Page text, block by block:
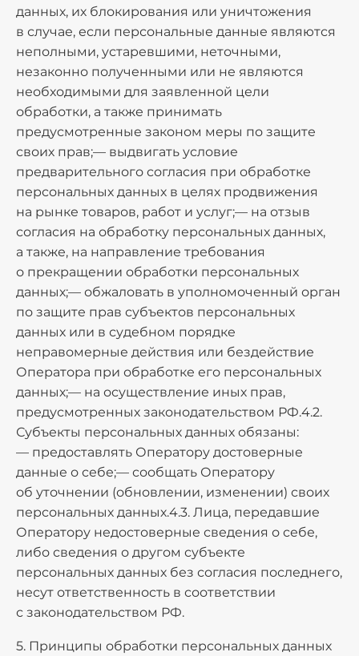
данных, их блокирования или уничтожения
в случае, если персональные данные являются
неполными, устаревшими, неточными,
незаконно полученными или не являются
необходимыми для заявленной цели
обработки, а также принимать
предусмотренные законом меры по защите
своих прав;— выдвигать условие
предварительного согласия при обработке
персональных данных в целях продвижения
на рынке товаров, работ и услуг;— на отзыв
согласия на обработку персональных данных,
а также, на направление требования
о прекращении обработки персональных
данных;— обжаловать в уполномоченный орган
по защите прав субъектов персональных
данных или в судебном порядке
неправомерные действия или бездействие
Оператора при обработке его персональных
данных;— на осуществление иных прав,
предусмотренных законодательством РФ.4.2.
Субъекты персональных данных обязаны:
— предоставлять Оператору достоверные
данные о себе;— сообщать Оператору
об уточнении (обновлении, изменении) своих
персональных данных.4.3. Лица, передавшие
Оператору недостоверные сведения о себе,
либо сведения о другом субъекте
персональных данных без согласия последнего,
несут ответственность в соответствии
с законодательством РФ.
5. Принципы обработки персональных данных